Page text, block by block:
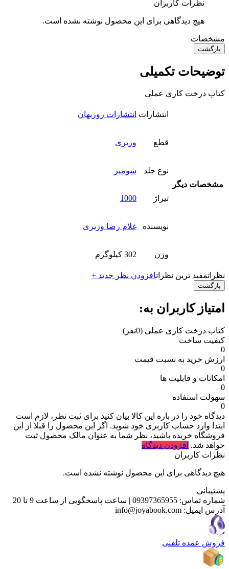
نظرات کاربران
هیچ دیدگاهی برای این محصول نوشته نشده است.
مشخصات
بازگشت
توضیحات تکمیلی
کتاب درخت کاری عملی
مشخصات دیگر
انتشارات انتشارات روزبهان
قطع وزیری
نوع جلد شومیز
تیراژ 1000
نویسنده غلام رضا وزیری
وزن 302 کیلوگرم
نظراتمفید ترین نظراتافزودن نظر جدید +
بازگشت
امتیاز کاربران به:
کتاب درخت کاری عملی (0نفر)
کیفیت ساخت
0
ارزش خرید به نسبت قیمت
0
امکانات و قابلیت ها
0
سهولت استفاده
0
دیدگاه خود را در باره این کالا بیان کنید برای ثبت نظر، لازم است
ابتدا وارد حساب کاربری خود شوید. اگر این محصول را قبلا از این
فروشگاه خریده باشید، نظر شما به عنوان مالک محصول ثبت
خواهد شد. افزودن دیدگاه
نظرات کاربران
هیچ دیدگاهی برای این محصول نوشته نشده است.
پشتیبانی
شماره تماس: 09397365955
| ساعت پاسخگویی از ساعت 9 تا 20
آدرس ایمیل: info@joyabook.com
فروش عمده تلفنی